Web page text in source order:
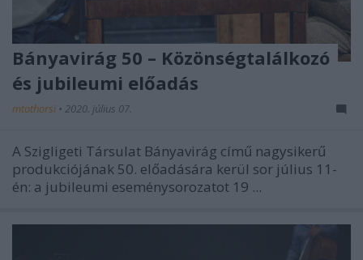
Bányavirág 50 – Közönségtalálkozó
és jubileumi előadás
mtothorsi • 2020. július 07.
A Szigligeti Társulat Bányavirág című nagysikerű
produkciójának 50. előadására kerül sor július 11-
én: a jubileumi eseménysorozatot 19 ...